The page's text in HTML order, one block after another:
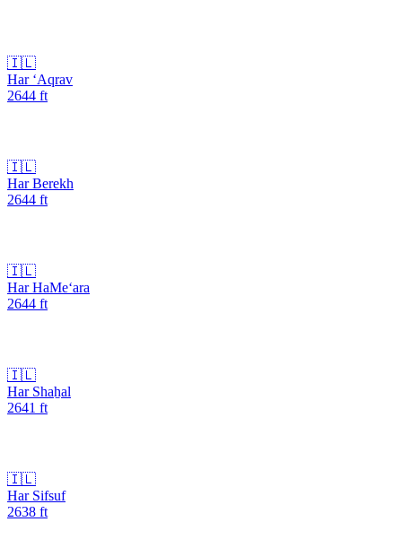
🇮🇱
Har ‘Aqrav
2644 ft
🇮🇱
Har Berekh
2644 ft
🇮🇱
Har HaMe‘ara
2644 ft
🇮🇱
Har Shaẖal
2641 ft
🇮🇱
Har Sifsuf
2638 ft